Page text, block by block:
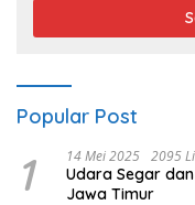
Popular Post
1 14 Mei 2025 2095
Udara Segar
Jawa Timur